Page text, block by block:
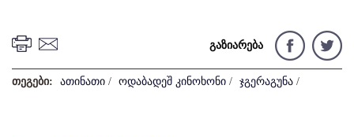
გაზიარება
თეგები: ათინათი / ოდაბადეშ კინოხონი / ჯგერაგუნა /